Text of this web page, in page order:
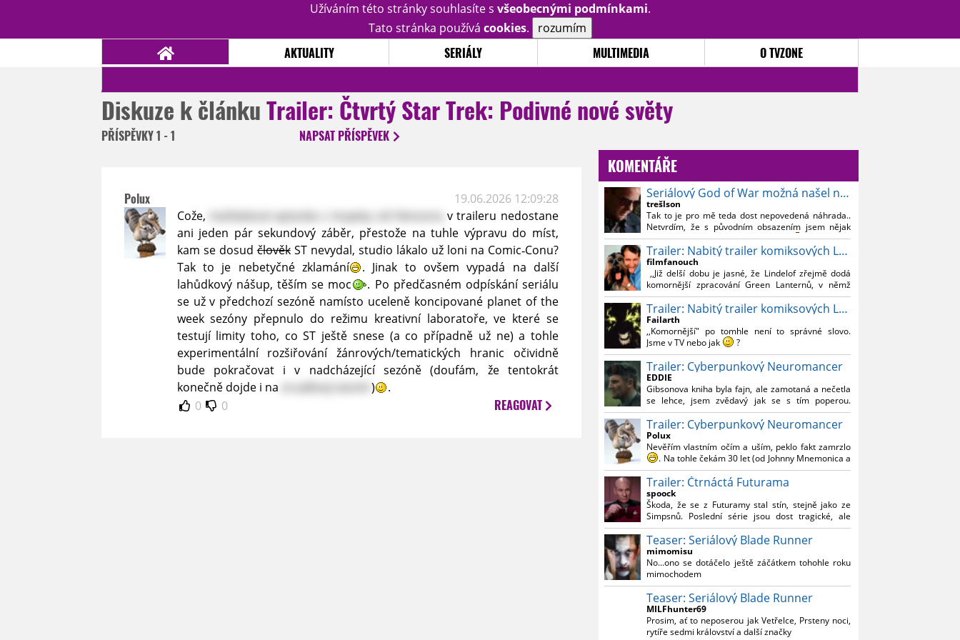
Užíváním této stránky souhlasíte s všeobecnými podmínkami.
Tato stránka používá cookies. rozumím
AKTUALITY SERIÁLY MULTIMEDIA O TVZONE
Diskuze k článkuTrailer: Čtvrtý Star Trek: Podivné nové světy
PŘÍSPĚVKY1 - 1 NAPSAT PŘÍSPĚVEK
Polux
19.06.2026 12:09:28
Cože,
maňásková epizoda s mupety od Hensona
v traileru nedostane
ani jeden pár sekundový záběr, přestože na tuhle výpravu do míst,
kam se dosudčlověkST nevydal, studio lákalo už loni na Comic‑Conu?
Tak to je nebetyčné zklamání
. Jinak to ovšem vypadá na další
lahůdkový nášup, těším se moc
. Po předčasném odpískání seriálu
se už v předchozí sezóně namísto uceleně koncipované planet of the
week sezóny přepnulo do režimu kreativní laboratoře, ve které se
testují limity toho, co ST ještě snese (a co případně už ne) a tohle
experimentální rozšiřování žánrových/tematických hranic očividně
bude pokračovat i v nadcházející sezóně (doufám, že tentokrát
konečně dojde i na
)
.
0
0 REAGOVAT
KOMENTÁŘE
Seriálový God of War možná našel nového Kratose
trešlson
Tak to je pro mě teda dost nepovedená náhrada..
Netvrdím, že s původním obsazením jsem nějak
souznil, ale Bautistu fakt nemusim..
Trailer: Nabitý trailer komiksových Lanterns
filmfanouch
,,Již delší dobu je jasné, že Lindelof zřejmě dodá
komornější zpracování Green Lanternů, v němž
nebude moc prostoru na vesmírné blbnutí, o to více
se ovšem bude moci nová adaptace odprostit třeba
od filmového Green Lanterna s Ryanem
Reynoldsem.´´ Co je na tom nesrozumitelného?
Trailer: Nabitý trailer komiksových Lanterns
Failarth
,,Komornější" po tomhle není to správné slovo.
Jsme v TV nebo jak
?
Nebál bych se říct, že to vypadá skvěle jak po
stránce kvantity materiálu, tak i formou.
Výběr Ulricha Tomsena pro mě velké překvapení a
velmi zajímavá volba bravo.
Chandler je lepší a lepší s každou novou scénou.
Komiksy to mají ted´těžké, paradoxně tomu škodí
to všechno kolem (DC nebo MCU to je buřt) , ale
nezasloužilo by si to zářez jen kvůli tomu. Držím
tomu palce.
Trailer: Cyberpunkový Neuromancer
EDDIE
Gibsonova kniha byla fajn, ale zamotaná a nečetla
se lehce, jsem zvědavý jak se s tím poperou.
Grafický román jsem nevěděl, že existuje.
Trailer: Cyberpunkový Neuromancer
Polux
Nevěřím vlastním očím a uším, peklo fakt zamrzlo
. Na tohle čekám 30 let (od Johnny Mnemonica a
tehdejšího zjištění z časopisů, kdo je to Gibson a co
je jeho debutová kniha zač), přičemž 25 let (od
Matrixu, který pojem cyberpunk dostal do
povědomí i obyčejného diváka a nikoliv fanouška
žánru) marně doufám, že si po řadě "duchovních
nástupců", kteří přišli poté (Ghost In The Shell, Alita:
Battle Angel, Altered Carbon, Blade Runner 2049,
Cyberpunk 2077, atd.), někdo konečně vzpomene i
na bibli cyberpunku, se kterou to všechno začalo.
Teď už nezbývá nic jiného než se tiše modlit a
doufat, že to bude stát za to
. Plus kudos za
sázku na seriál a nikoliv film, snad tvůrci tu výsadu
násobně větší stopáže náležitě využijí.
Trailer: Čtrnáctá Futurama
spoock
Škoda, že se z Futuramy stal stín, stejně jako ze
Simpsnů. Poslední série jsou dost tragické, ale
třeba se objeví nějaký zajímavý scénárista.
Nedávno začala vycházet nová řada Ricka a
Mortyho a já z úžasem zjistil, že se na to dá opět
koukat.
Teaser: Seriálový Blade Runner
mimomisu
No...ono se dotáčelo ještě záčátkem tohohle roku
mimochodem
Teaser: Seriálový Blade Runner
MILFhunter69
Prosim, ať to neposerou jak Vetřelce, Prsteny noci,
rytíře sedmi království a další značky